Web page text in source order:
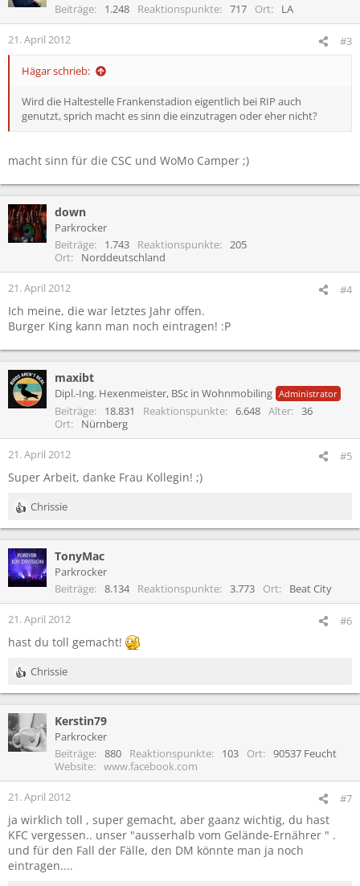
Beiträge
1.248 Reaktionspunkte 717 Ort LA
21. April 2012 #3
Hägar schrieb:
Wird die Haltestelle Frankenstadion eigentlich bei RIP auch
genutzt, sprich macht es sinn die einzutragen oder eher nicht?
macht sinn für die CSC und WoMo Camper ;)
down
Parkrocker
Beiträge
1.743 Reaktionspunkte
205
Ort
Norddeutschland
21. April 2012 #4
Ich meine, die war letztes Jahr offen.
Burger King kann man noch eintragen! :P
maxibt
Dipl.-Ing. Hexenmeister, BSc in Wohnmobiling Administrator
Beiträge 18.831 Reaktionspunkte 6.648 Alter
36
Ort
Nürnberg
21. April 2012 #5
Super Arbeit, danke Frau Kollegin! ;)
R
e
k
t
i
n
n
Chrissie
TonyMac
Parkrocker
Beiträge
8.134 Reaktionspunkte 3.773 Ort Beat City
21. April 2012 #6
hast du toll gemacht!
R
e
k
t
i
n
e
:
Chrissie
Kerstin79
Parkrocker
Beiträge
880 Reaktionspunkte 103 Ort
90537 Feucht
Website
www.facebook.com
21. April 2012 #7
ja wirklich toll , super gemacht, aber gaanz wichtig, du hast
KFC vergessen.. unser "ausserhalb vom Gelände-Ernährer " .
und für den Fall der Fälle, den DM könnte man ja noch
eintragen....